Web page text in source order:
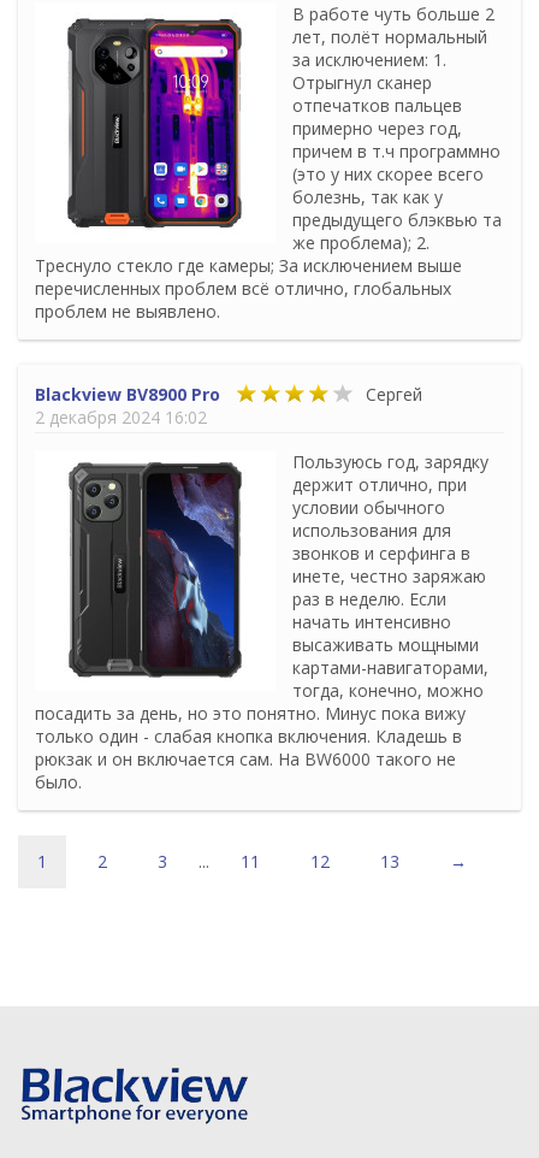
В работе чуть больше 2
лет, полёт нормальный
за исключением: 1.
Отрыгнул сканер
отпечатков пальцев
примерно через год,
причем в т.ч программно
(это у них скорее всего
болезнь, так как у
предыдущего блэквью та
же проблема); 2.
Треснуло стекло где камеры; За исключением выше
перечисленных проблем всё отлично, глобальных
проблем не выявлено.
Blackview BV8900 Pro
Сергей
2 декабря 2024 16:02
Пользуюсь год, зарядку
держит отлично, при
условии обычного
использования для
звонков и серфинга в
инете, честно заряжаю
раз в неделю. Если
начать интенсивно
высаживать мощными
картами-навигаторами,
тогда, конечно, можно
посадить за день, но это понятно. Минус пока вижу
только один - слабая кнопка включения. Кладешь в
рюкзак и он включается сам. На BW6000 такого не
было.
1 2 3 ... 11 12 13 →